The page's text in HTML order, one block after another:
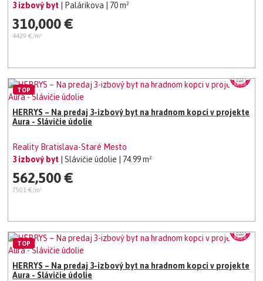
3 izbový byt
| Palárikova | 70 m²
310,000 €
4429 €/m²
HERRYS – Na predaj 3-izbový byt na hradnom kopci v projekte
Aura - Slávičie údolie
Reality Bratislava-Staré Mesto
3 izbový byt | Slávičie údolie | 74.99 m²
562,500 €
7501 €/m²
TOP
HERRYS – Na predaj 3-izbový byt na hradnom kopci v projekte
Aura - Slávičie údolie
TOP